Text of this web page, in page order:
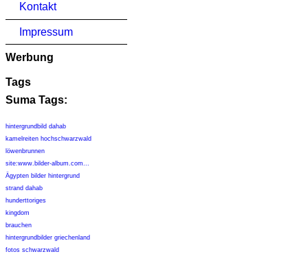
Kontakt
Impressum
Werbung
Tags
Suma Tags:
hintergrundbild dahab
kamelreiten hochschwarzwald
löwenbrunnen
site:www.bilder-album.com...
Ägypten bilder hintergrund
strand dahab
hunderttoriges
kingdom
brauchen
hintergrundbilder griechenland
fotos schwarzwald